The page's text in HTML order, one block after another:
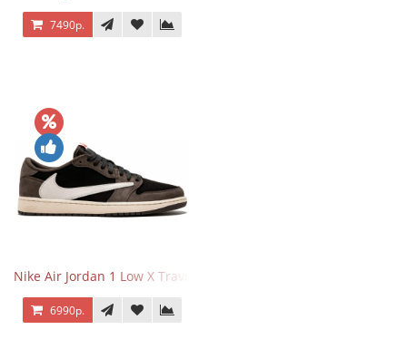
7490р.
Nike Air Jordan 1 Low X Travis Scott
6990р.